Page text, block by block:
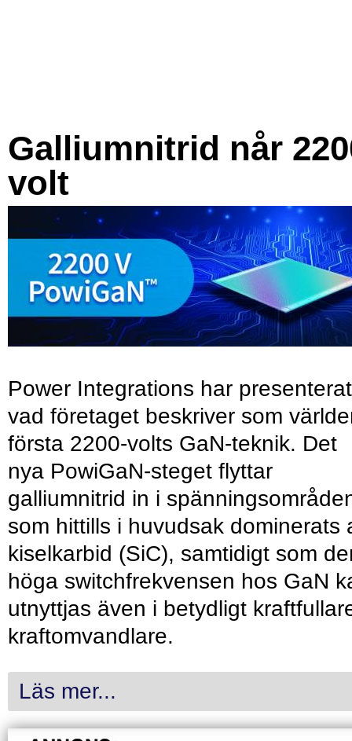
Galliumnitrid når
volt
Power Integrations har presenterat
vad företaget beskriver som
första 2200-volts GaN-teknik. Det
nya PowiGaN-steget flyttar
galliumnitrid in i
som hittills i huvudsak dominerats
kiselkarbid (SiC), samtidigt som
höga switchfrekvensen hos GaN
utnyttjas även i betydligt
kraftomvandlare.
Läs mer...